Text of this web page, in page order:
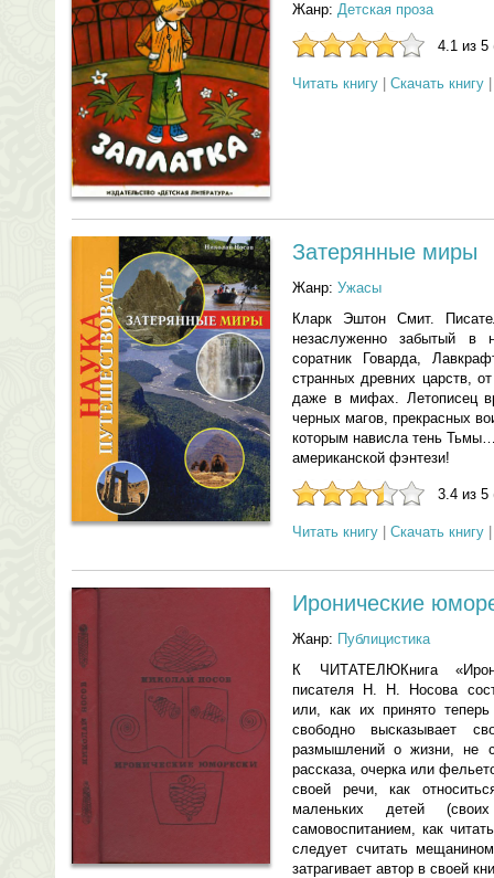
Жанр: Детская проза
4.1 из 5
Читать книгу Скачать книгу
Затерянные миры
Жанр: Ужасы
Кларк Эштон Смит.
незаслуженно забытый в
соратник Говарда,
странных древних царств,
даже в мифах. Летописец
черных магов, прекрасных
которым нависла тень
американской фэнтези!
3.4 из 5
Читать книгу Скачать книгу
Иронические
Жанр: Публицистика
К ЧИТАТЕЛЮКнига
писателя Н. Н. Носова
или, как их принято
свободно высказывает
размышлений о жизни, не
рассказа, очерка или
своей речи, как
маленьких детей
самовоспитанием, как
следует считать
затрагивает автор в своей